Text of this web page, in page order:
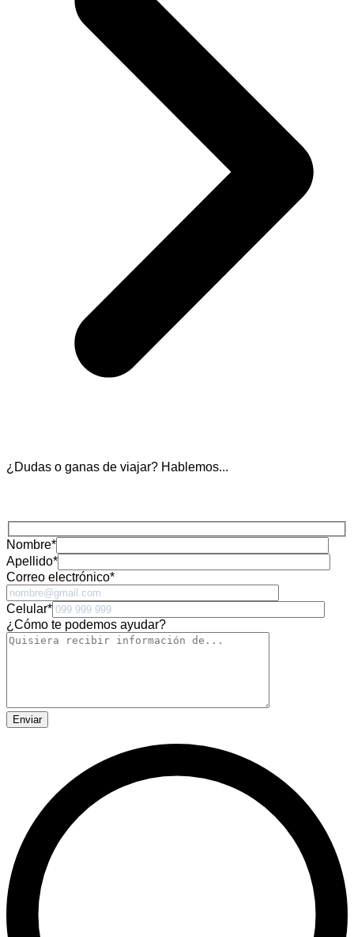
¿Dudas o ganas de viajar? Hablemos...
Nombre*
Apellido*
Correo electrónico*
Celular*
¿Cómo te podemos ayudar?